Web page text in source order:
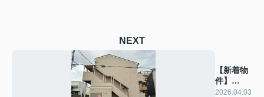
NEXT
【新着物
件】
Fontana
2026.04.03